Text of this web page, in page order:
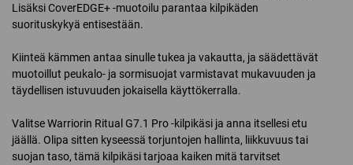
Lisäksi CoverEDGE+ -muotoilu parantaa kilpikäden
suorituskykyä entisestään.
Kiinteä kämmen antaa sinulle tukea ja vakautta, ja säädettävät
muotoillut peukalo- ja sormisuojat varmistavat mukavuuden ja
täydellisen istuvuuden jokaisella käyttökerralla.
Valitse Warriorin Ritual G7.1 Pro -kilpikäsi ja anna itsellesi etu
jäällä. Olipa sitten kyseessä torjuntojen hallinta, liikkuvuus tai
suojan taso, tämä kilpikäsi tarjoaa kaiken mitä tarvitset